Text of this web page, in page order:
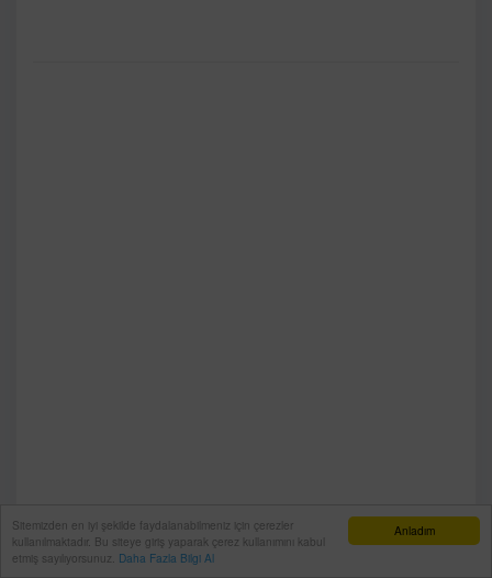
Anladım
Sitemizden en iyi şekilde faydalanabilmeniz için çerezler
kullanılmaktadır. Bu siteye giriş yaparak çerez kullanımını kabul
etmiş sayılıyorsunuz. Daha Fazla Bilgi Al